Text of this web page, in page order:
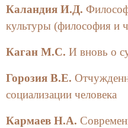
контролировать ни
информационные, ни
ставят радикальный
человека: является он
они дают при этом,
важными как для
которую придется
Каландия И.Д.
культуры (философия и
Каган М.С. И вновь о
Горозия В.Е.
социализации человека
Кармаев Н.А.